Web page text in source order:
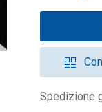
spedizione